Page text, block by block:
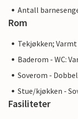
Antall
Rom
Tekjøkken;
Baderom - WC:
Soverom -
Stue/kjøkken -
Fasiliteter